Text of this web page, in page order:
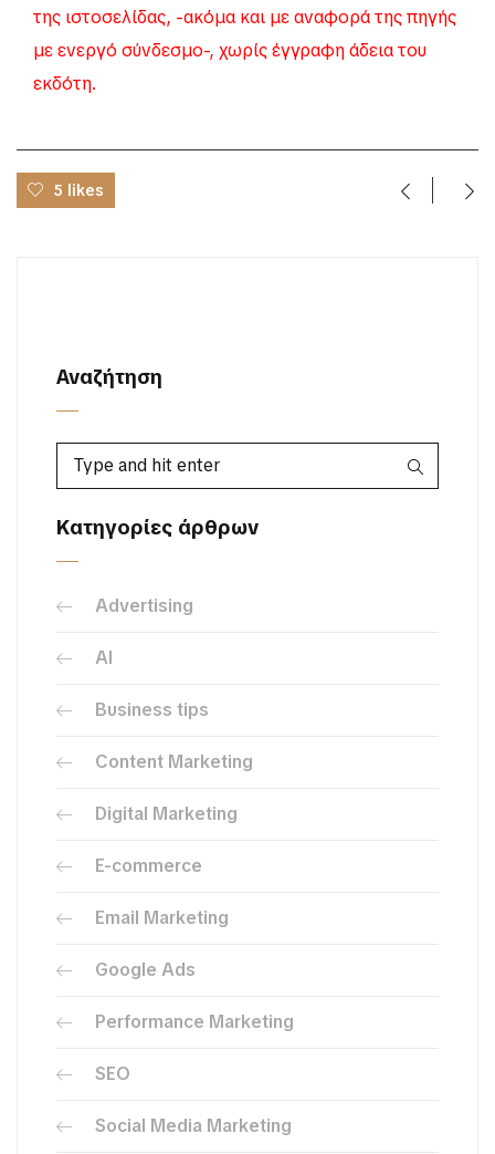
της ιστοσελίδας, -ακόμα και με αναφορά της πηγής
με ενεργό σύνδεσμο-, χωρίς έγγραφη άδεια του
εκδότη.
5 likes
Αναζήτηση
Κατηγορίες άρθρων
Advertising
AI
Business tips
Content Marketing
Digital Marketing
E-commerce
Email Marketing
Google Ads
Performance Marketing
SEO
Social Media Marketing